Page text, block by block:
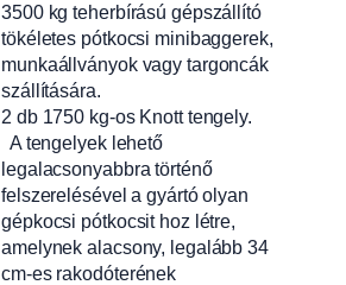
3500 kg teherbírású gépszállító
tökéletes pótkocsi minibaggerek,
munkaállványok vagy targoncák
szállítására.
2 db 1750 kg-os Knott tengely.
A tengelyek lehető
legalacsonyabbra történő
felszerelésével a gyártó olyan
gépkocsi pótkocsit hoz létre,
amelynek alacsony, legalább 34
cm-es rakodóterének